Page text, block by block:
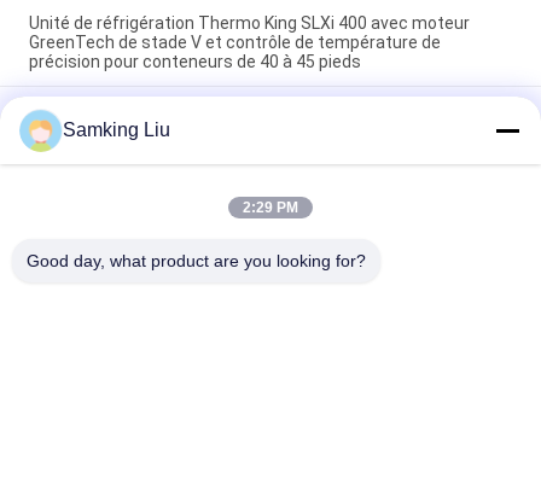
Unité de réfrigération Thermo King SLXi 400 avec moteur
GreenTech de stade V et contrôle de température de
précision pour conteneurs de 40 à 45 pieds
modèle Legend L-1880 30/50 THERMO KING nouvelle unité de
réfrigération pour remorque Marché Asie-Pacifique meilleure
économie de carburant et performances de refroidissement
plus élevées
T-880 Pro T-80 T-680Pro/T-780Pro/T-1080Pro/T-1280Pro
Samking Liu
2:29 PM
Good day, what product are you looking for?